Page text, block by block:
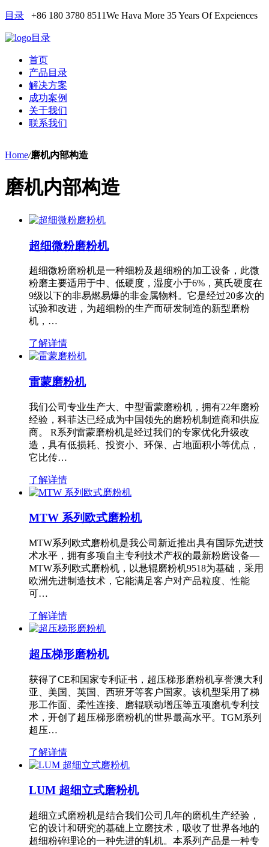
目录 +86 180 3780 8511We Hava More 35 Years Of Expeiences
目录
首页
产品目录
解决方案
成功案例
关于我们
联系我们
Home/磨机内部构造
磨机内部构造
超细微粉磨粉机
超细微粉磨粉机是一种细粉及超细粉的加工设备，此微
粉磨主要适用于中、低硬度，湿度小于6%，莫氏硬度在
9级以下的非易燃易爆的非金属物料。它是经过20多次的
试验和改进，为超细粉的生产而研发制造的新型磨粉
机，…
了解详情
雷蒙磨粉机
我们公司专业生产大、中型雷蒙磨粉机，拥有22年磨粉
经验，科菲达已经成为中国领先的磨粉机制造商和供应
商。 R系列雷蒙磨粉机是经过我们的专家优化升级改
造，具有低损耗、投资小、环保、占地面积小等优点，
它比传…
了解详情
MTW 系列欧式磨粉机
MTW系列欧式磨粉机是我公司新近推出具有国际先进技
术水平，拥有多项自主专利技术产权的最新粉磨设备—
MTW系列欧式磨粉机，以悬辊磨粉机9518为基础，采用
欧洲先进制造技术，它能满足客户对产品粒度、性能
可…
了解详情
超压梯形磨粉机
获得了CE和国家专利证书，超压梯形磨粉机享誉澳大利
亚、美国、英国、西班牙等客户国家。该机型采用了梯
形工作面、柔性连接、磨辊联动增压等五项磨机专利技
术，开创了超压梯形磨粉机的世界最高水平。TGM系列
超压…
了解详情
LUM 超细立式磨粉机
超细立式磨粉机是结合我们公司几年的磨机生产经验，
它的设计和研究的基础上立磨技术，吸收了世界各地的
超细粉碎理论的一种先进的轧机。本系列产品是一种专